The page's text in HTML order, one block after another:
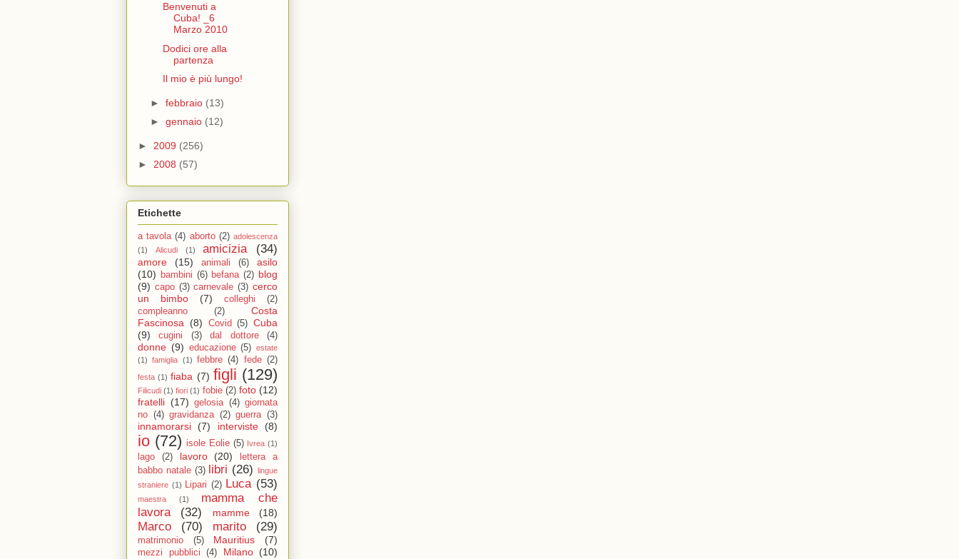
Benvenuti a
Cuba! _6
Marzo 2010
Dodici ore alla
partenza
Il mio è più lungo!
► febbraio (13)
► gennaio (12)
► 2009 (256)
► 2008 (57)
Etichette
a tavola (4) aborto (2) adolescenza
(1)
Alicudi (1) amicizia (34)
amore (15) animali (6)
asilo
(10)
bambini (6) befana (2) blog
(9) capo (3) carnevale (3) cerco
un bimbo
(7) colleghi
(2)
compleanno
(2)
Costa
Fascinosa (8) Covid (5) Cuba
(9)
cugini (3) dal dottore (4)
donne (9) educazione (5) estate
(1)
famiglia (1) febbre (4) fede (2)
festa (1) fiaba (7) figli (129)
Filicudi (1) fiori (1) fobie (2) foto (12)
fratelli (17) gelosia (4) giornata
no (4) gravidanza (2) guerra (3)
innamorarsi (7) interviste (8)
io (72) isole Eolie (5) Ivrea (1)
lago (2) lavoro (20)
lettera a
babbo natale (3) libri (26)
lingue
straniere (1) Lipari (2) Luca (53)
maestra (1)
mamma che
lavora
(32) mamme (18)
Marco (70) marito (29)
matrimonio (5) Mauritius (7)
mezzi pubblici (4) Milano (10)